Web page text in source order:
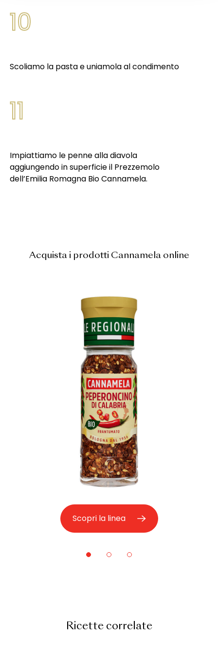
Acquista i prodotti Cannamela online
Scopri la linea
10
Scoliamo la pasta e uniamola al condimento
11
Impiattiamo le penne alla diavola
aggiungendo in superficie il Prezzemolo
dell’Emilia Romagna Bio Cannamela.
Ricette correlate